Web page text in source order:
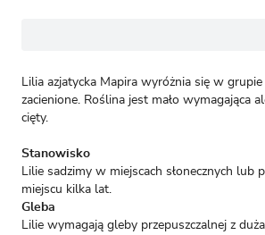
Lilia azjatycka Mapira wyróżnia się w
zacienione. Roślina jest mało wymagająca
cięty.
Stanowisko
Lilie sadzimy w miejscach słonecznych
miejscu kilka lat.
Gleba
Lilie wymagają gleby przepuszczalnej z